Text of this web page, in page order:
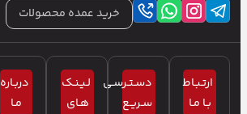
خرید عمده محصولات
ارتـبـاط
بـا مـا
دسـتـرسـی
سـریـع
لـیـنـک
هـای
دربـاره
مـا